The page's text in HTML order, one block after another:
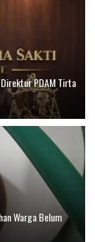
Direktur PDAM Tirta
Warga Belum